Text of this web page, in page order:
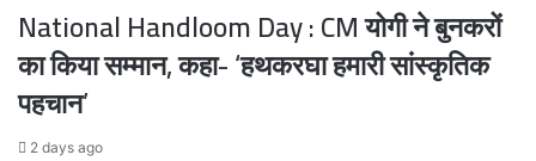
National Handloom Day : CM योगी ने बुनकरों
का किया सम्मान, कहा- ‘हथकरघा हमारी सांस्कृतिक
पहचान’
2 days ago